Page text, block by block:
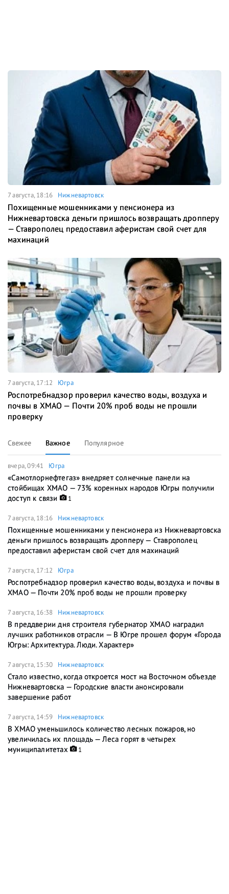
7 августа, 18:16 Нижневартовск
Похищенные мошенниками у пенсионера из
Нижневартовска деньги пришлось возвращать дропперу
— Ставрополец предоставил аферистам свой счет для
махинаций
7 августа, 17:12 Югра
Роспотребнадзор проверил качество воды, воздуха и
почвы в ХМАО — Почти 20% проб воды не прошли
проверку
Свежее Важное Популярное
вчера, 09:41 Югра
«Самотлорнефтегаз» внедряет солнечные панели на
стойбищах ХМАО — 73% коренных народов Югры получили
доступ к связи
1
7 августа, 18:16 Нижневартовск
Похищенные мошенниками у пенсионера из Нижневартовска
деньги пришлось возвращать дропперу — Ставрополец
предоставил аферистам свой счет для махинаций
7 августа, 17:12 Югра
Роспотребнадзор проверил качество воды, воздуха и почвы в
ХМАО — Почти 20% проб воды не прошли проверку
7 августа, 16:38 Нижневартовск
В преддверии дня строителя губернатор ХМАО наградил
лучших работников отрасли — В Югре прошел форум «Города
Югры: Архитектура. Люди. Характер»
7 августа, 15:30 Нижневартовск
Стало известно, когда откроется мост на Восточном объезде
Нижневартовска — Городские власти анонсировали
завершение работ
7 августа, 14:59 Нижневартовск
В ХМАО уменьшилось количество лесных пожаров, но
увеличилась их площадь — Леса горят в четырех
муниципалитетах
1